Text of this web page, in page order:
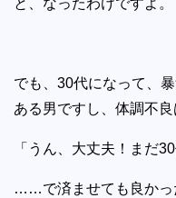
と、なったわけですよ。
でも、30代になって、
ある男ですし、体調不
「うん、大丈夫！まだ30
……で済ませても良かっ